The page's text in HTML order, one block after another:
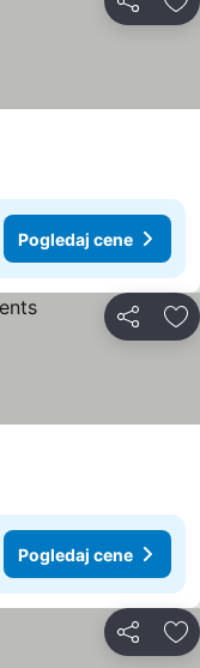
Deli
Pogledaj cene
Deli
Pogledaj cene
Deli